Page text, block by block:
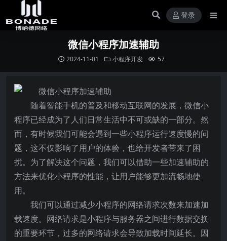
登录
微信小程序加速辅助
2024-11-01 小程序开发 57
随着智能手机的普及和移动互联网的发展，微信小
程序已经成为了人们日常生活中不可或缺的一部分。然
而，有时候我们可能会遇到一些小程序运行速度慢的问
题，这不仅影响了用户的体验，也给开发者带来了困
扰。为了解决这个问题，我们可以借助一些加速辅助的
方法来优化小程序的性能，让用户能够更加流畅地使
用。
我们可以通过减少小程序的网络请求次数来加速加
载速度。网络请求是小程序与服务器之间进行数据交换
的重要环节，过多的网络请求会导致加载时间延长。因